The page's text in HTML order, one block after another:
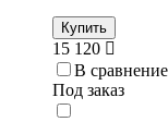
Купить
15 120
В сравнение
Под заказ